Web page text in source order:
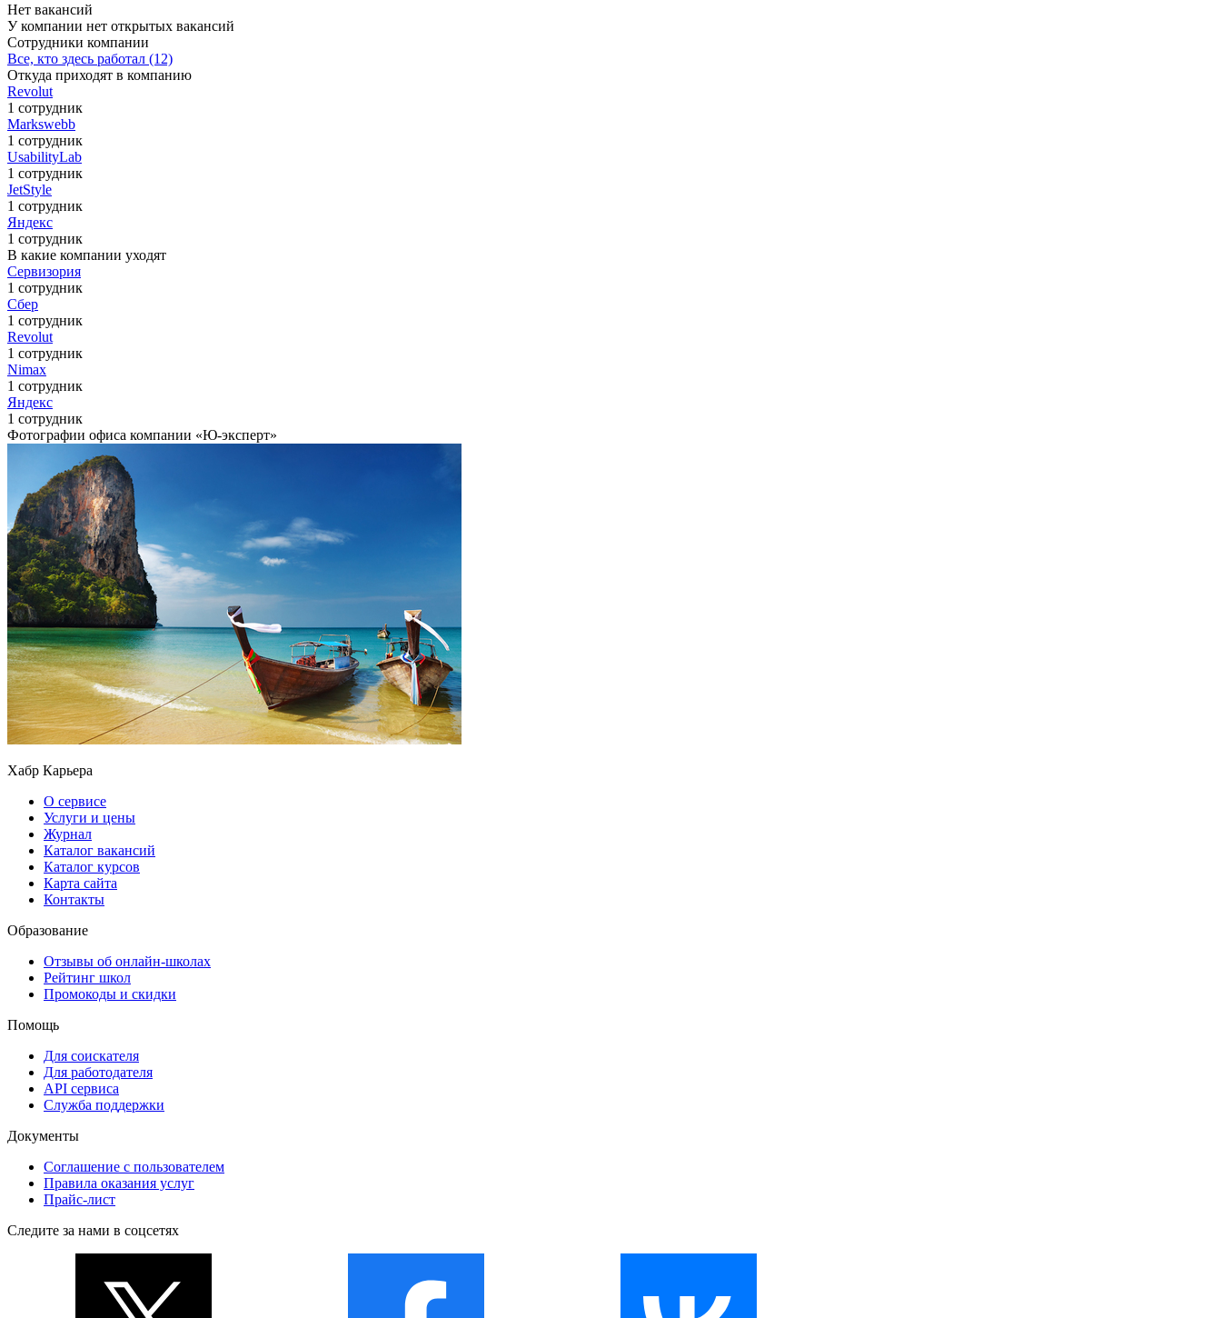
Нет вакансий
У компании нет открытых вакансий
Сотрудники компании
Все, кто здесь работал (12)
Откуда приходят в компанию
Revolut
1 сотрудник
Markswebb
1 сотрудник
UsabilityLab
1 сотрудник
JetStyle
1 сотрудник
Яндекс
1 сотрудник
В какие компании уходят
Сервизория
1 сотрудник
Сбер
1 сотрудник
Revolut
1 сотрудник
Nimax
1 сотрудник
Яндекс
1 сотрудник
Фотографии офиса компании «Ю-эксперт»
Хабр Карьера
О сервисе
Услуги и цены
Журнал
Каталог вакансий
Каталог курсов
Карта сайта
Контакты
Образование
Отзывы об онлайн-школах
Рейтинг школ
Промокоды и скидки
Помощь
Для соискателя
Для работодателя
API сервиса
Служба поддержки
Документы
Соглашение с пользователем
Правила оказания услуг
Прайс-лист
Следите за нами в соцсетях